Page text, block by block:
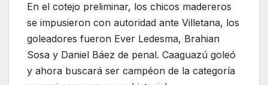
En el cotejo preliminar, los chicos madereros
se impusieron con autoridad ante Villetana, los
goleadores fueron Ever Ledesma, Brahian
Sosa y Daniel Báez de penal. Caaguazú goleó
y ahora buscará ser campéon de la categoría